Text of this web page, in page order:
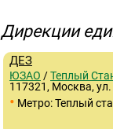
Дирекции
ДЕЗ
ЮЗАО /Теплый
117321, Москва,
• Метро: Теплый